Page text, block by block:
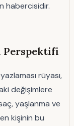
habercisidir.
Perspektifi
rüyası,
değişimlere
yaşlanma ve
kişinin bu